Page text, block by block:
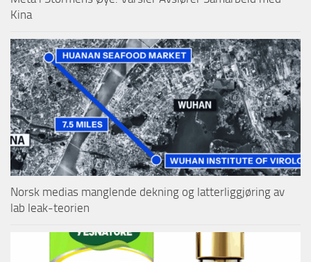
Kina
Norsk medias manglende dekning og latterliggjøring av
lab leak-teorien